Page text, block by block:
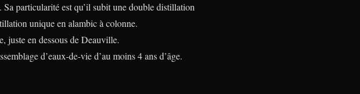
particularité est qu’il subit une double distillation
unique en alambic à colonne.
juste en dessous de Deauville.
d’eaux-de-vie d’au moins 4 ans d’âge.